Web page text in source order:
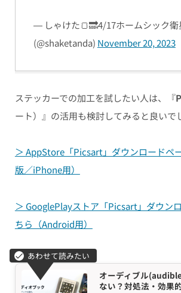
— しゃけた🍞🔜4/17ホームシック
(@shaketanda) November 20, 2023
ステッカーでの加工を試したい人は、『
ート）』の活用も検討してみると良いで
＞ AppStore「Picsart」ダウンロードペ
版／iPhone用）
＞ GooglePlayストア「Picsart」ダウン
ちら（Android用）
オーディブル
ない？対処法・効果